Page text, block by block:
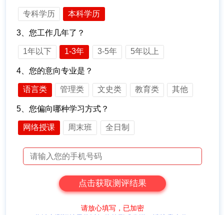
专科学历 本科学历
3、您工作几年了？
1年以下 1-3年 3-5年 5年以上
4、您的意向专业是？
语言类 管理类 文史类 教育类 其他
5、您偏向哪种学习方式？
网络授课 周末班 全日制
请放心填写，已加密